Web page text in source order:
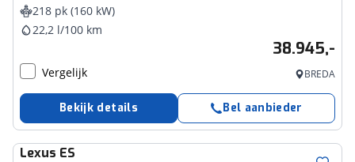
218 pk (160 kW)
22,2 l/100 km
38.945,-
Vergelijk BREDA
Bekijk details Bel aanbieder
Lexus ES